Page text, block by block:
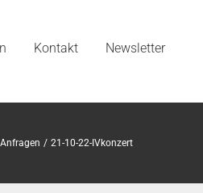
Kontakt Newsletter
21-10-22-IVkonzert